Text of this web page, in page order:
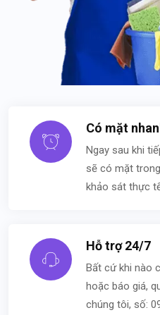
Có mặt
Ngay sau khi
sẽ có mặt
khảo sát thực
Hỗ trợ 24/7
Bất cứ khi nào
hoặc báo giá,
chúng tôi, số: